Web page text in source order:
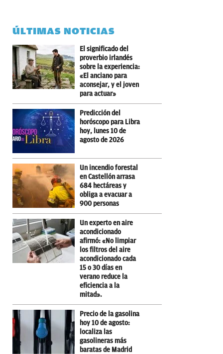
ÚLTIMAS NOTICIAS
El significado del
proverbio irlandés
sobre la experiencia:
«El anciano para
aconsejar, y el joven
para actuar»
Predicción del
horóscopo para Libra
hoy, lunes 10 de
agosto de 2026
Un incendio forestal
en Castellón arrasa
684 hectáreas y
obliga a evacuar a
900 personas
Un experto en aire
acondicionado
afirmó: «No limpiar
los filtros del aire
acondicionado cada
15 o 30 días en
verano reduce la
eficiencia a la
mitad».
Precio de la gasolina
hoy 10 de agosto:
localiza las
gasolineras más
baratas de Madrid